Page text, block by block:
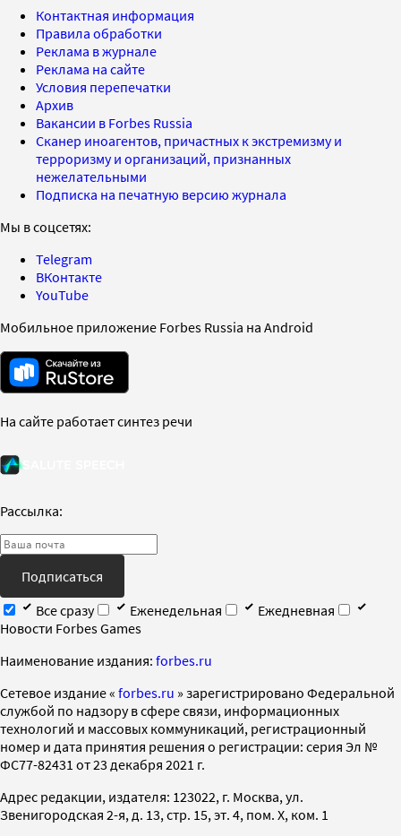
Контактная информация
Правила обработки
Реклама в журнале
Реклама на сайте
Условия перепечатки
Архив
Вакансии в Forbes Russia
Сканер иноагентов, причастных к экстремизму и
терроризму и организаций, признанных
нежелательными
Подписка на печатную версию журнала
Мы в соцсетях:
Telegram
ВКонтакте
YouTube
Мобильное приложение Forbes Russia на Android
На сайте работает синтез речи
Рассылка:
Подписаться
Все сразу
Еженедельная
Ежедневная
Новости Forbes Games
Наименование издания: forbes.ru
Cетевое издание « forbes.ru » зарегистрировано Федеральной
службой по надзору в сфере связи, информационных
технологий и массовых коммуникаций, регистрационный
номер и дата принятия решения о регистрации: серия Эл №
ФС77-82431 от 23 декабря 2021 г.
Адрес редакции, издателя: 123022, г. Москва, ул.
Звенигородская 2-я, д. 13, стр. 15, эт. 4, пом. X, ком. 1